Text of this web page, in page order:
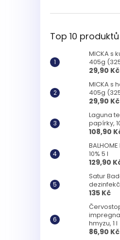
Top 10 produktů
MICKA s
405g
29,90 Kč
MICKA s
405g
29,90 Kč
Laguna
papírky,
108,90
10% 5 l
129,90
Satur
135 Kč
hmyzu, 1 l
86,90 Kč